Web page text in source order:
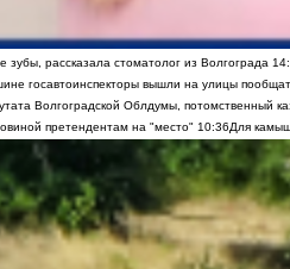
рассказала стоматолог из Волгограда
госавтоинспекторы вышли на улицы
Волгоградской Облдумы, потомственный
претендентам на "место" 10:36Для